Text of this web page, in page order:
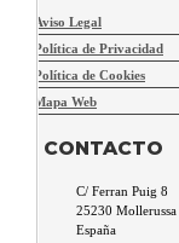
Aviso Legal
Política de Privacidad
Política de Cookies
Mapa Web
CONTACTO
C/ Ferran Puig 8
25230 Mollerussa
España